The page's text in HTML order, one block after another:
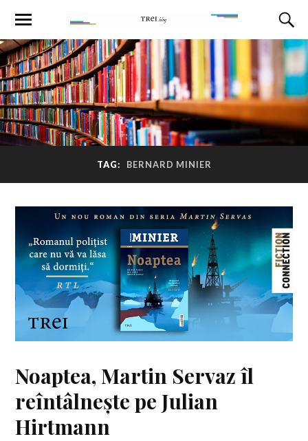
TAG: BERNARD MINIER
Noaptea, Martin Servaz îl
reîntâlnește pe Julian
Hirtmann